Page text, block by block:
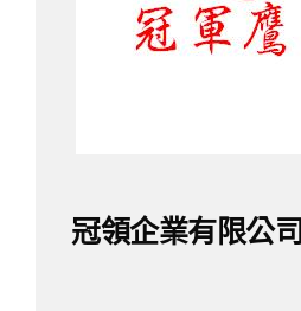
冠領企業有限公司